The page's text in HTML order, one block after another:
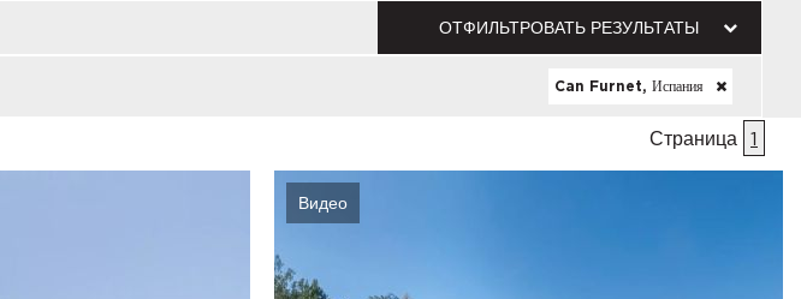
ОТФИЛЬТРОВАТЬ РЕЗУЛЬТАТЫ
Can Furnet, Испания
Страница 1
Видео